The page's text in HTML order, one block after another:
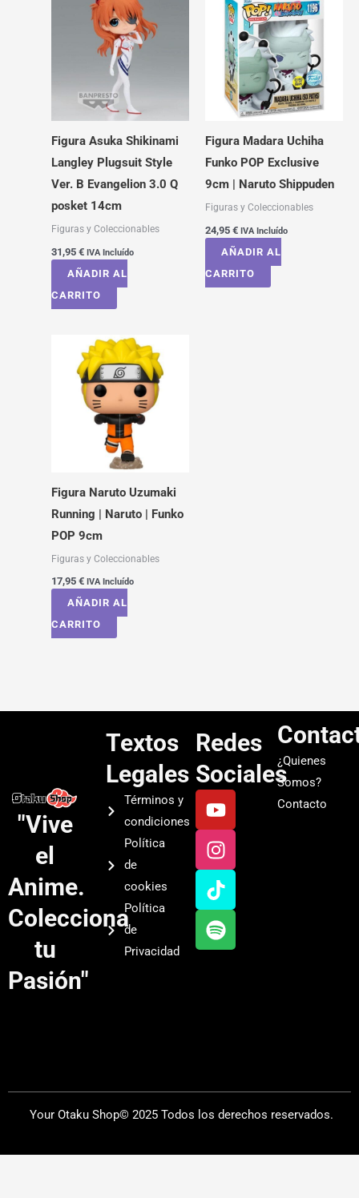
Figura Asuka Shikinami
Langley Plugsuit Style
Ver. B Evangelion 3.0 Q
posket 14cm
Figuras y Coleccionables
31,95 € IVA Incluído
AÑADIR AL
CARRITO
Figura Madara Uchiha
Funko POP Exclusive
9cm | Naruto Shippuden
Figuras y Coleccionables
24,95 € IVA Incluído
AÑADIR AL
CARRITO
Figura Naruto Uzumaki
Running | Naruto | Funko
POP 9cm
Figuras y Coleccionables
17,95 € IVA Incluído
AÑADIR AL
CARRITO
"Vive
el
Anime.
Colecciona
tu
Pasión"
Textos
Legales
Términos y
condiciones
Política
de
cookies
Política
de
Privacidad
Redes
Sociales
Y
o
u
t
u
b
e
I
n
s
t
a
g
r
a
T
i
k
t
o
k
S
p
o
t
i
f
y
¿Quienes
Somos?
Contacto
Your Otaku Shop© 2025 Todos los derechos reservados.